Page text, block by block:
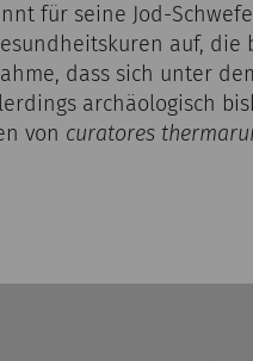
für seine Jod-
auf, die
dass sich unter
archäologisch
von curatores